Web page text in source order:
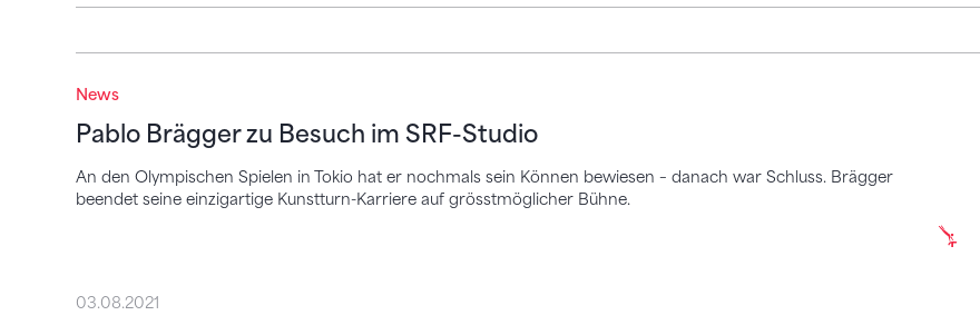
News
Pablo Brägger zu Besuch im SRF-Studio
An den Olympischen Spielen in Tokio hat er nochmals sein Können bewiesen – danach war Schluss. Brägger
beendet seine einzigartige Kunstturn-Karriere auf grösstmöglicher Bühne.
Pablo Brägger zu Besuch im SRF-Studio
03.08.2021